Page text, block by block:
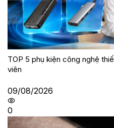
TOP 5 phụ kiện công nghệ
viên
09/08/2026
0